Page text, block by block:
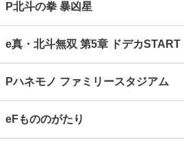
P北斗の拳 暴凶星
e真・北斗無双 第5章 ドデカSTART
Pハネモノ ファミリースタジアム
eFもののがたり